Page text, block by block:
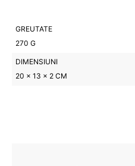
GREUTATE
270 G
DIMENSIUNI
20 × 13 × 2 CM